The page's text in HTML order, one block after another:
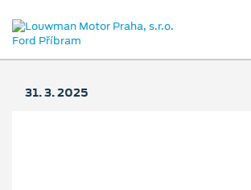
31. 3. 2025